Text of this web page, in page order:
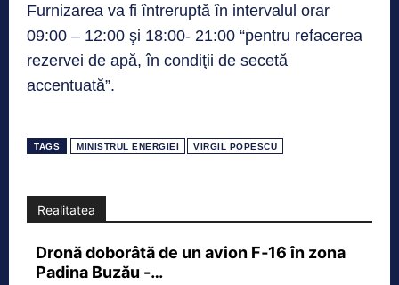
Furnizarea va fi întreruptă în intervalul orar
09:00 – 12:00 şi 18:00- 21:00 “pentru refacerea
rezervei de apă, în condiţii de secetă
accentuată”.
TAGS MINISTRUL ENERGIEI VIRGIL POPESCU
Realitatea
Dronă doborâtă de un avion F‑16 în zona
Padina Buzău -…